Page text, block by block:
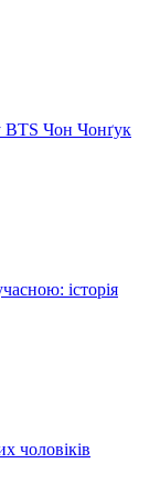
BTS Чон Чонґук
історія
чоловіків